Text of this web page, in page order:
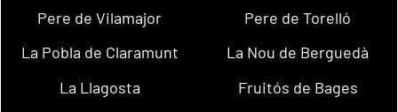
Pere de Vilamajor
Pere de Torelló
La Pobla de Claramunt
La Nou de Berguedà
La Llagosta
Fruitós de Bages